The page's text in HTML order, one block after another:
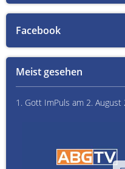
Meist gesehen
1. Gott ImPuls am 2. August
Facebook